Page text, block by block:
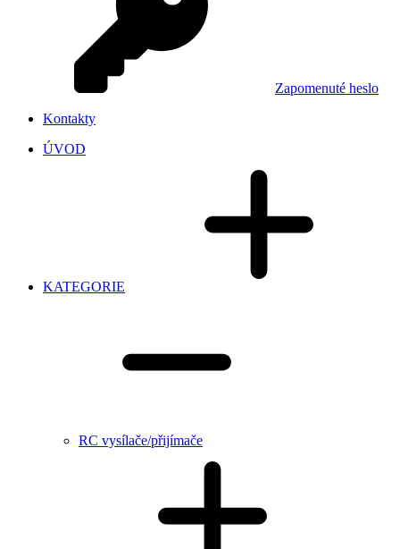
Zapomenuté heslo
Kontakty
ÚVOD
KATEGORIE
RC vysílače/přijímače